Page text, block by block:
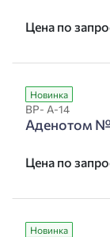
Цена по
Новинка
ВР- А-14
Аденотом
Цена по
Новинка